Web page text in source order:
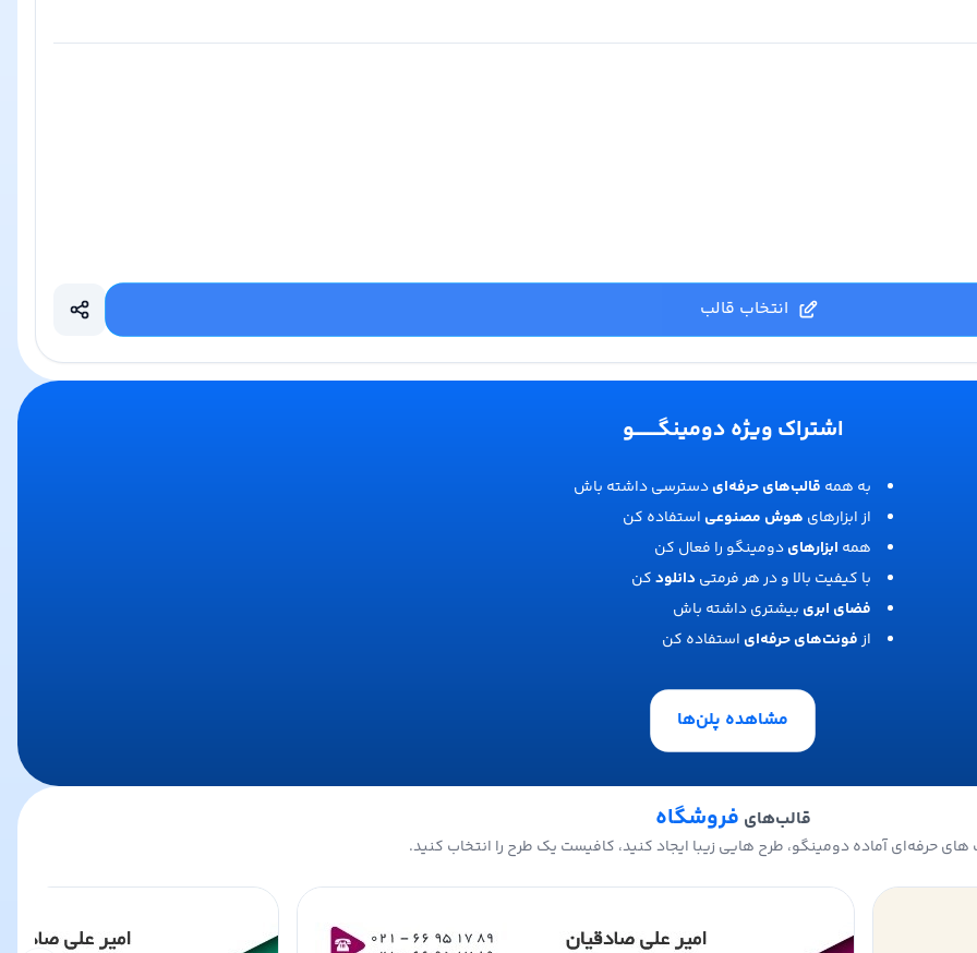
انتخاب قالب
اشتراک ویژه دومینگـــــــو
به همه قالب‌های حرفه‌ایدسترسی داشته باش
از ابزارهای هوش مصنوعی استفاده کن
همه ابزارهایدومینگو را فعال کن
با کیفیت بالا و در هر فرمتی دانلودکن
فضای ابری بیشتری داشته باش
ازفونت‌های حرفه‌ای استفاده کن
مشاهده پلن‌ها
قالب‌های فروشگاه
حرفه‌ای آماده دومینگو، طرح هایی زیبا ایجاد کنید، کافیست یک طرح را انتخاب کنید.